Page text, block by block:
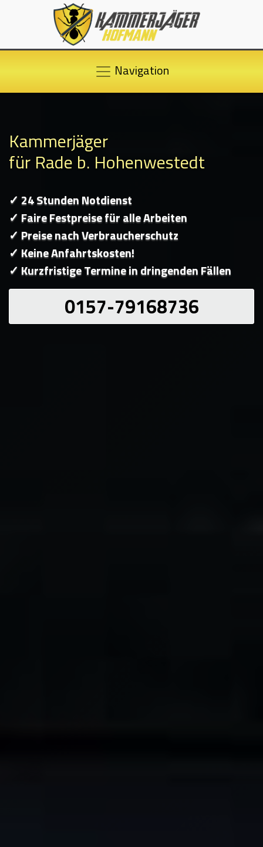
Navigation
Kammerjäger
für Rade b. Hohenwestedt
✓ 24 Stunden Notdienst
✓ Faire Festpreise für alle Arbeiten
✓ Preise nach Verbraucherschutz
✓ Keine Anfahrtskosten!
✓ Kurzfristige Termine in dringenden Fällen
0157-79168736